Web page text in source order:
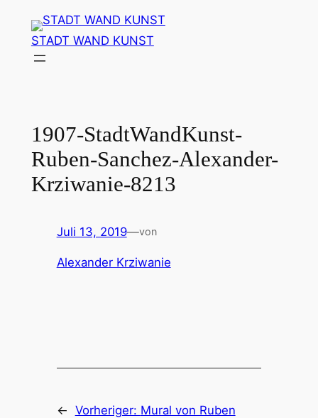
Inhalt
springen
STADT WAND KUNST
1907-StadtWandKunst-
Ruben-Sanchez-Alexander-
Krziwanie-8213
Juli 13, 2019—von
Alexander Krziwanie
← Vorheriger: Mural von Ruben